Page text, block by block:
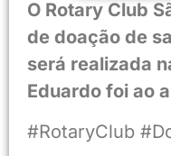
O Rotary Club
de doação de
será realizada
Eduardo foi ao
#RotaryClub